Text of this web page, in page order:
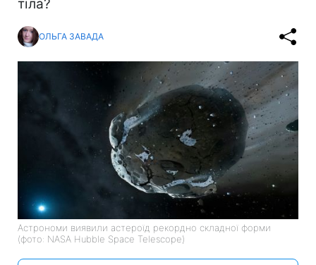
тіла?
ОЛЬГА ЗАВАДА
Астрономи виявили астероїд рекордно складної форми
(фото: NASA Hubble Space Telescope)